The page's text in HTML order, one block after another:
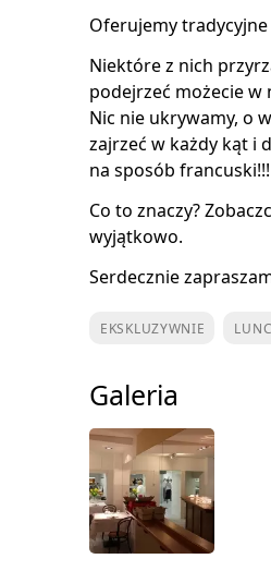
Oferujemy
Niektóre z nich
podejrzeć możecie
Nic nie ukrywamy, o
zajrzeć w każdy kąt i
na sposób francuski!!!
Co to znaczy?
wyjątkowo.
Serdecznie
EKSKLUZYWNIE
Galeria